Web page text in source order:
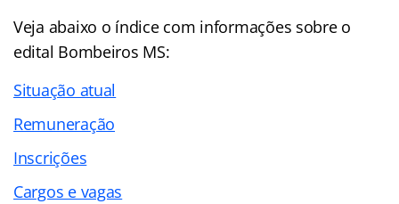
Veja abaixo o índicecom informações sobre o
edital Bombeiros MS:
Situação atual
Remuneração
Inscrições
Cargos e vagas